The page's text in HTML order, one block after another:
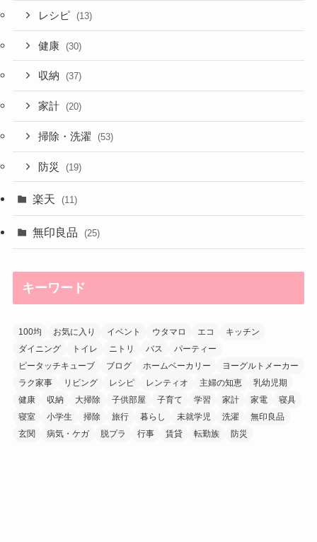
レシピ (13)
健康 (30)
収納 (37)
家計 (20)
掃除・洗濯 (53)
防災 (19)
楽天 (11)
無印良品 (25)
キーワード
100均 お気に入り イベント ウタマロ エコ
キッチン
ダイニング
トイレ ニトリ バス
パーティー
ピータッチキューブ
ブログ ホームベーカリー
ヨーグルトメーカー
ラク家事
リビング レシピ レンティオ 主婦の知恵
乳幼児期
健康
収納 大掃除 子供部屋 子育て 学習 家計 家電
寝具
寝室
小学生 掃除 旅行 暮らし 未就学児 洗濯
無印良品
玄関
病気・ケガ 脱プラ 行事 賃貸 転勤族 防災